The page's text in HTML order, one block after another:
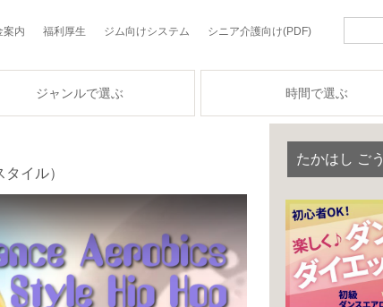
案内 福利厚生 ジム向けシステム シニア介護向け(PDF)
ジャンルで選ぶ 時間で選ぶ
イル）
たかはし ご